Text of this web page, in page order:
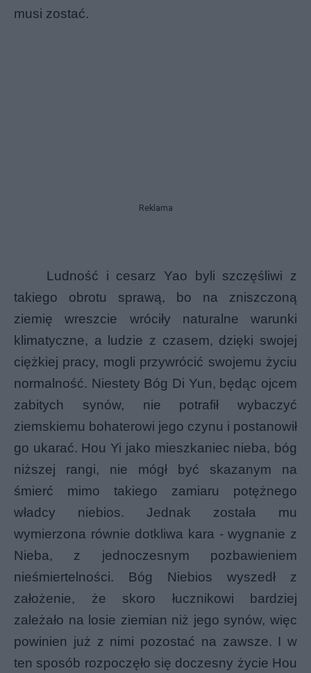
musi zostać.
Reklama
Ludność i cesarz Yao byli szczęśliwi z
takiego obrotu sprawą, bo na zniszczoną
ziemię wreszcie wróciły naturalne warunki
klimatyczne, a ludzie z czasem, dzięki swojej
ciężkiej pracy, mogli przywrócić swojemu życiu
normalność. Niestety Bóg Di Yun, będąc ojcem
zabitych synów, nie potrafił wybaczyć
ziemskiemu bohaterowi jego czynu i postanowił
go ukarać. Hou Yi jako mieszkaniec nieba, bóg
niższej rangi, nie mógł być skazanym na
śmierć mimo
takiego zamiaru potężnego
władcy niebios. Jednak została mu
wymierzona równie dotkliwa kara - wygnanie z
Nieba, z jednoczesnym pozbawieniem
nieśmiertelności. Bóg Niebios wyszedł z
założenie, że skoro łucznikowi bardziej
zależało na losie ziemian niż jego synów, więc
powinien już z nimi pozostać na zawsze. I w
ten sposób rozpoczęło się doczesny życie Hou